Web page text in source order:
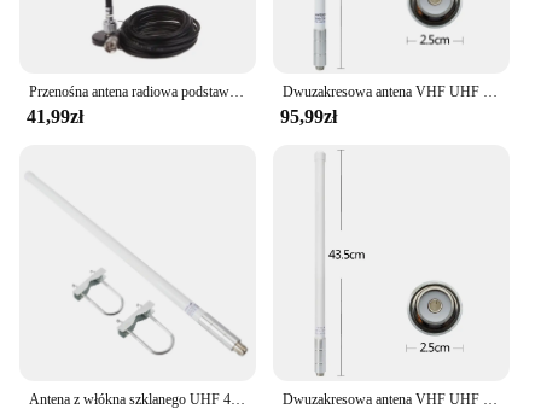
41,99zł 95,99zł